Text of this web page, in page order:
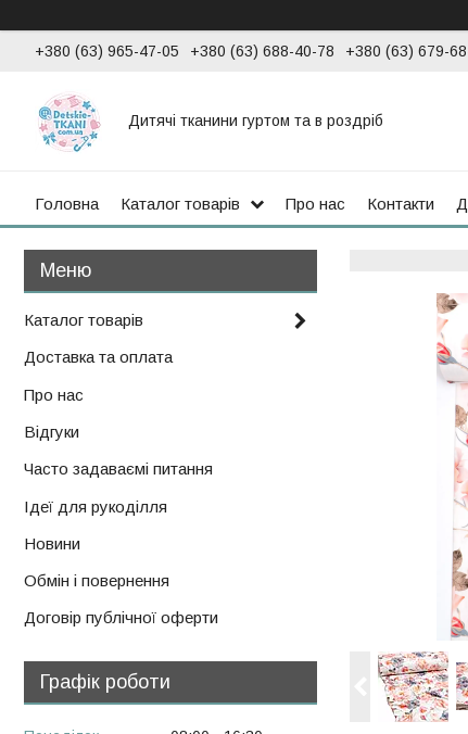
+380 (63) 965-47-05 +380 (63) 688-40-78 +380 (63) 679-
Дитячі тканини гуртом та в роздріб
Головна Каталог товарів Про нас Контакти
Каталог товарів
Доставка та оплата
Про нас
Відгуки
Часто задаваємі питання
Ідеї для рукоділля
Новини
Обмін і повернення
Договір публічної оферти
Графік роботи